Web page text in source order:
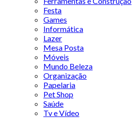
Festa
Games
Informática
Lazer
Mesa Posta
Móveis
Mundo Beleza
Organização
Papelaria
Pet Shop
Saúde
Tv e Vídeo